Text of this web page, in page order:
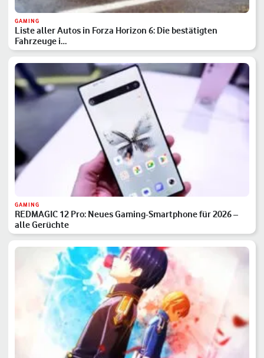
GAMING
Liste aller Autos in Forza Horizon 6: Die bestätigten
Fahrzeuge i…
GAMING
REDMAGIC 12 Pro: Neues Gaming-Smartphone für 2026 –
alle Gerüchte